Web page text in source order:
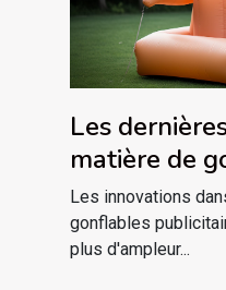
Les
matière de
publicitaires
Les innovations
gonflables
plus d'ampleur...